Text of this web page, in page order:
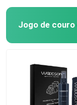
Jogo de